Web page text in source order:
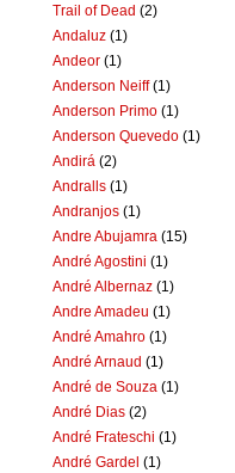
Trail of Dead (2)
Andaluz (1)
Andeor (1)
Anderson Neiff (1)
Anderson Primo (1)
Anderson Quevedo (1)
Andirá (2)
Andralls (1)
Andranjos (1)
Andre Abujamra (15)
André Agostini (1)
André Albernaz (1)
Andre Amadeu (1)
André Amahro (1)
André Arnaud (1)
André de Souza (1)
André Dias (2)
André Frateschi (1)
André Gardel (1)